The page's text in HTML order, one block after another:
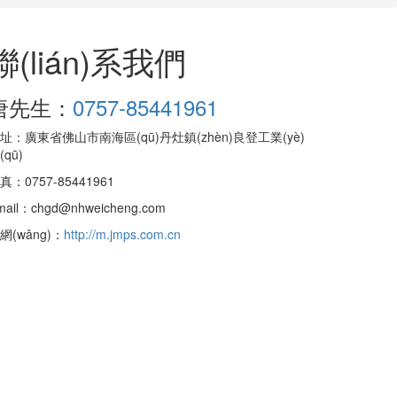
(lián)系我們
先生： 0757-85441961
：廣東省佛山市南海區(qū)丹灶鎮(zhèn)良登工業(yè)
：0757-85441961
：chgd@nhweicheng.com
(wǎng)： http://m.jmps.com.cn